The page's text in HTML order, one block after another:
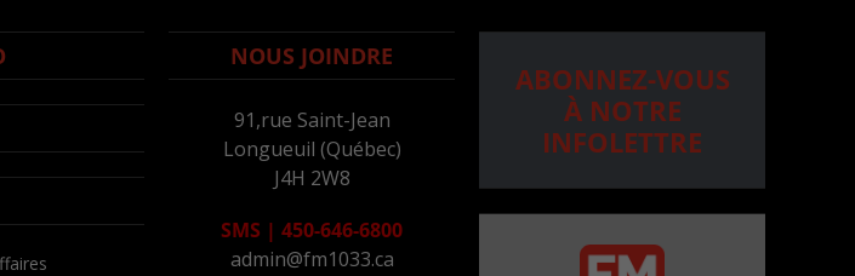
NOUS JOINDRE
91,rue Saint-Jean
Longueuil (Québec)
J4H 2W8
SMS | 450-646-6800
admin@fm1033.ca
ABONNEZ-VOUS
À NOTRE
INFOLETTRE